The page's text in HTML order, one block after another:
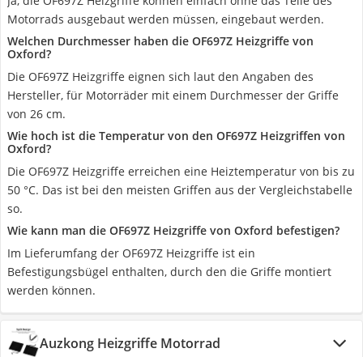
Motorrads ausgebaut werden müssen, eingebaut werden.
Welchen Durchmesser haben die OF697Z Heizgriffe von
Oxford?
Die OF697Z Heizgriffe eignen sich laut den Angaben des
Hersteller, für Motorräder mit einem Durchmesser der Griffe
von 26 cm.
Wie hoch ist die Temperatur von den OF697Z Heizgriffen von
Oxford?
Die OF697Z Heizgriffe erreichen eine Heiztemperatur von bis zu
50 °C. Das ist bei den meisten Griffen aus der Vergleichstabelle
so.
Wie kann man die OF697Z Heizgriffe von Oxford befestigen?
Im Lieferumfang der OF697Z Heizgriffe ist ein
Befestigungsbügel enthalten, durch den die Griffe montiert
werden können.
Auzkong Heizgriffe Motorrad